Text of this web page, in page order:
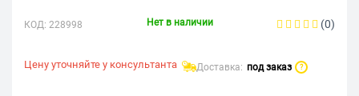
КОД: 228998 Нет в наличии (0)
Цену уточняйте у консультанта Доставка: под заказ ?